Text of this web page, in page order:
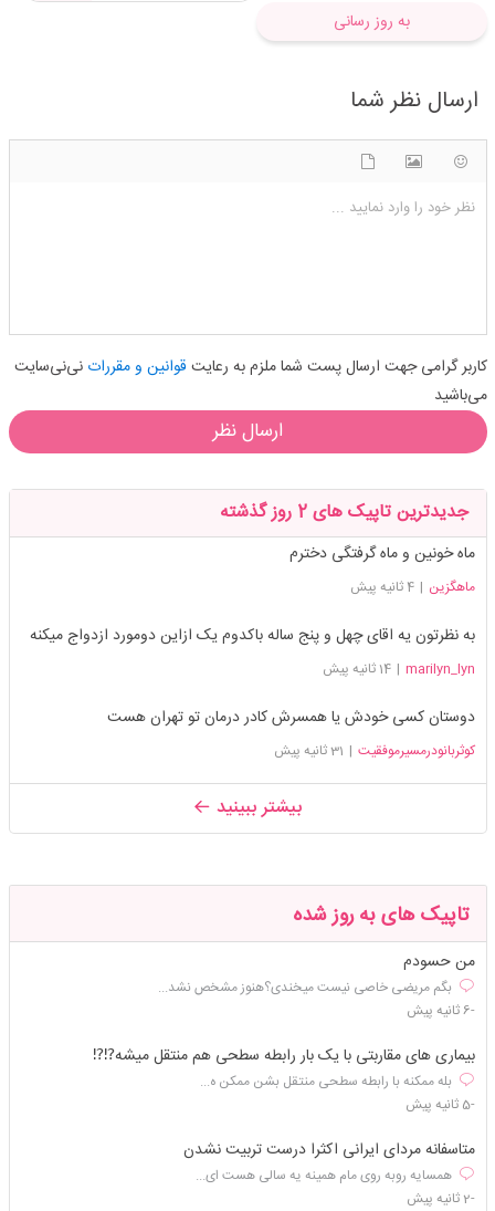
به روز رسانی
ارسال نظر شما
نظر خود را وارد نمایید ...
کاربر گرامی جهت ارسال پست شما ملزم به رعایت قوانین و مقرراتنی‌نی‌سایت
می‌باشید
ارسال نظر
جدیدترین تاپیک های 2 روز گذشته
ماه خونین و ماه گرفتگی دخترم
ماهگزین | 4 ثانیه پیش
به نظرتون یه اقای چهل و پنج ساله باکدوم یک ازاین دومورد ازدواج میکنه
marilyn_lyn
| 14 ثانیه پیش
دوستان کسی خودش یا همسرش کادر درمان تو تهران هست
کوثربانودرمسیرموفقیت | 31 ثانیه پیش
بیشتر ببینید
تاپیک های به روز شده
من حسودم
بگم مریضی خاصی نیست میخندی؟هنوز مشخص نشد...
-6 ثانیه پیش
بیماری های مقاربتی با یک بار رابطه سطحی هم منتقل میشه⁉️⁉️
بله ممکنه با رابطه سطحی منتقل بشن ممکن ه...
-5 ثانیه پیش
متاسفانه مردای ایرانی اکثرا درست تربیت نشدن
همسایه روبه روی مام همینه یه سالی هست ای...
-2 ثانیه پیش